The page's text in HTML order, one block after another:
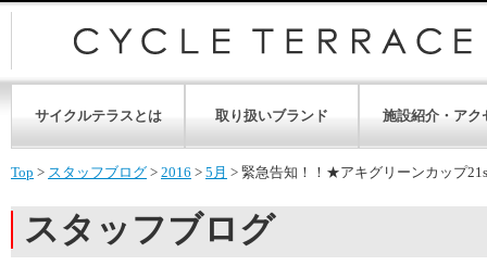
サイクルテラスとは 取り扱いブランド 施設紹介・アク
Top > スタッフブログ > 2016 > 5月 > 緊急告知！！★アキグリーンカップ
スタッフブログ